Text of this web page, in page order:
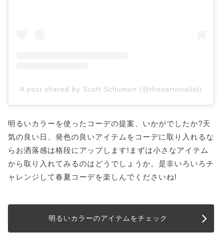
A post shared by Scott Schuman (@thesartorialist)
明るいカラーを使ったコーデの提案、いかがでしたか?天
気の良い日、発色の良いアイテムをコーデに取り入れるな
らお洒落感は格段にアップします!まずは小さなアイテム
から取り入れてみるのはどうでしょうか。是非いろいろチ
ャレンジして春夏コーデを楽しんでくださいね!
明るいカラーのアイテムをチェック